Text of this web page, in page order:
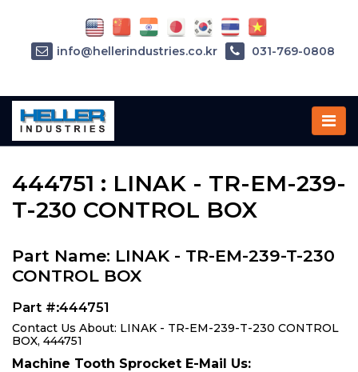
Home»Parts»444751
444751 : LINAK - TR-EM-239-
T-230 CONTROL BOX
Part Name: LINAK - TR-EM-239-T-230
CONTROL BOX
Part #:444751
Contact Us About: LINAK - TR-EM-239-T-230 CONTROL
BOX, 444751
Machine Tooth Sprocket E-Mail Us:
info@hellerindustries.co.kr 031-769-0808